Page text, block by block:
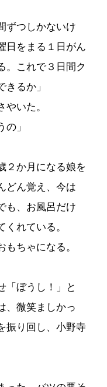
ずつしかないけ
日をまる１日がん
。これで３日間ク
るか」
いた。
の」
２か月になる娘を
どん覚え、今は
も、お風呂だけ
れている。
ちゃになる。
「ぼうし！」と
、微笑ましかっ
振り回し、小野寺